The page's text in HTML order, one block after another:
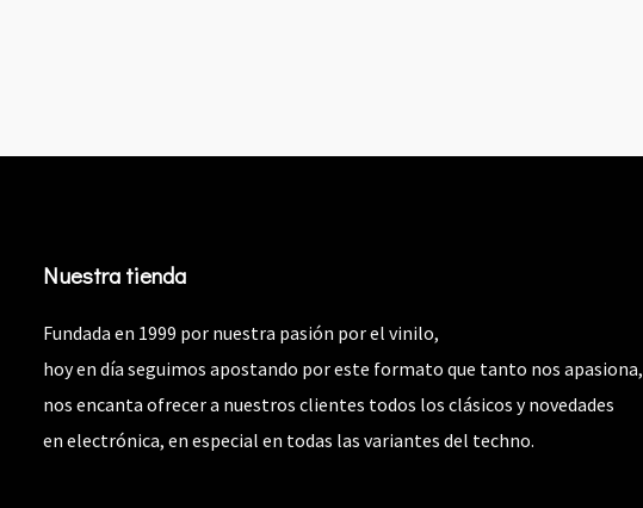
Nuestra tienda
Fundada en 1999 por nuestra pasión por el vinilo,
hoy en día seguimos apostando por este formato que tanto nos apasiona,
nos encanta ofrecer a nuestros clientes todos los clásicos y novedades
en electrónica, en especial en todas las variantes del techno.